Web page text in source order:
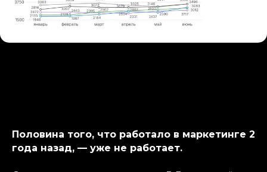
Половина того, что работало в маркетинге 2
года назад, — уже не работает.